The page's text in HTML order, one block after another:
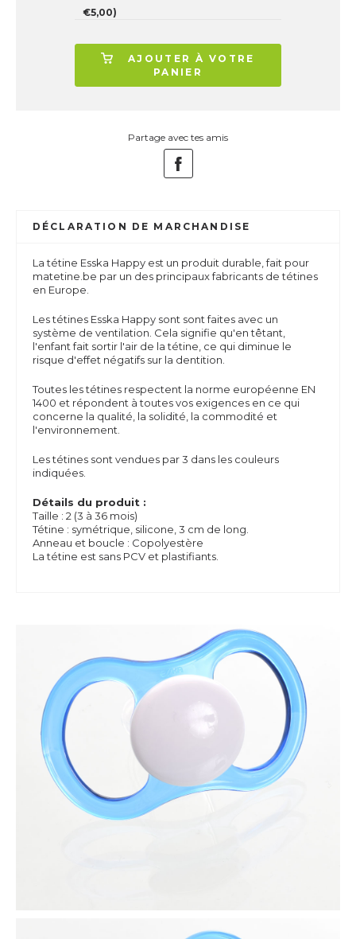
€5,00)
AJOUTER À VOTRE
PANIER
Partage avec tes amis
DÉCLARATION DE MARCHANDISE
La tétine Esska Happy est un produit durable, fait pour
matetine.be par un des principaux fabricants de tétines
en Europe.
Les tétines Esska Happy sont sont faites avec un
système de ventilation. Cela signifie qu'en têtant,
l'enfant fait sortir l'air de la tétine, ce qui diminue le
risque d'effet négatifs sur la dentition.
Toutes les tétines respectent la norme européenne EN
1400 et répondent à toutes vos exigences en ce qui
concerne la qualité, la solidité, la commodité et
l'environnement.
Les tétines sont vendues par 3 dans les couleurs
indiquées.
Détails du produit :
Taille : 2 (3 à 36 mois)
Tétine : symétrique, silicone, 3 cm de long.
Anneau et boucle : Copolyestère
La tétine est sans PCV et plastifiants.